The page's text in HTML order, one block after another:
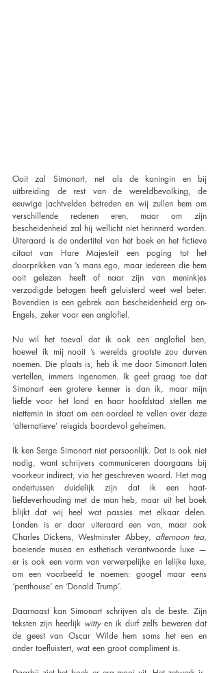
Ooit zal Simonart, net als de koningin en bij
uitbreiding de rest van de wereldbevolking, de
eeuwige jachtvelden betreden en wij zullen hem om
verschillende redenen eren, maar om zijn
bescheidenheid zal hij wellicht niet herinnerd worden.
Uiteraard is de ondertitel van het boek en het fictieve
citaat van Hare Majesteit een poging tot het
doorprikken van ’s mans ego, maar iedereen die hem
ooit gelezen heeft of naar zijn van meninkjes
verzadigde betogen heeft geluisterd weet wel beter.
Bovendien is een gebrek aan bescheidenheid erg on-
Engels, zeker voor een anglofiel.
Nu wil het toeval dat ik ook een anglofiel ben,
hoewel ik mij nooit ’s werelds grootste zou durven
noemen. Die plaats is, heb ik me door Simonart laten
vertellen, immers ingenomen. Ik geef graag toe dat
Simonart een grotere kenner is dan ik, maar mijn
liefde voor het land en haar hoofdstad stellen me
niettemin in staat om een oordeel te vellen over deze
‘alternatieve’ reisgids boordevol geheimen.
Ik ken Serge Simonart niet persoonlijk. Dat is ook niet
nodig, want schrijvers communiceren doorgaans bij
voorkeur indirect, via het geschreven woord. Het mag
ondertussen duidelijk zijn dat ik een haat-
liefdeverhouding met de man heb, maar uit het boek
blijkt dat wij heel wat passies met elkaar delen.
Londen is er daar uiteraard een van, maar ook
Charles Dickens, Westminster Abbey, afternoon tea,
boeiende musea en esthetisch verantwoorde luxe —
er is ook een vorm van verwerpelijke en lelijke luxe,
om een voorbeeld te noemen: googel maar eens
‘penthouse’ en ‘Donald Trump’.
Daarnaast kan Simonart schrijven als de beste. Zijn
teksten zijn heerlijk witty en ik durf zelfs beweren dat
de geest van Oscar Wilde hem soms het een en
ander toefluistert, wat een groot compliment is.